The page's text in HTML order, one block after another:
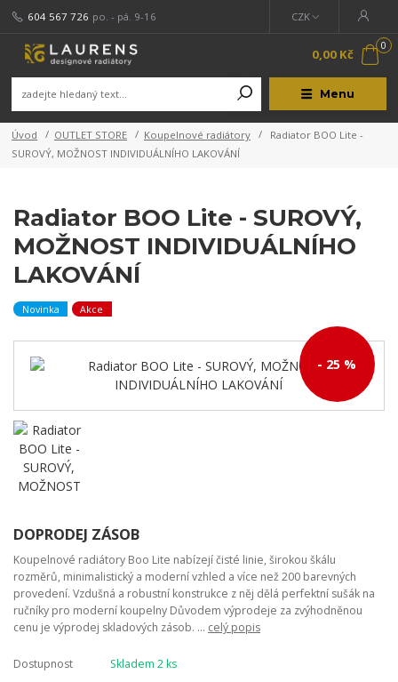
Menu
CZK
604 567 726 po. - pá. 9-16
0
0,00 Kč
Úvod OUTLET STORE Koupelnové radiátory
Radiator BOO Lite -
SUROVÝ, MOŽNOST INDIVIDUÁLNÍHO LAKOVÁNÍ
Radiator BOO Lite - SUROVÝ,
MOŽNOST INDIVIDUÁLNÍHO
LAKOVÁNÍ
Novinka Akce
- 25 %
DOPRODEJ ZÁSOB
Koupelnové radiátory Boo Lite nabízejí čisté linie, širokou škálu
rozměrů, minimalistický a moderní vzhled a více než 200 barevných
provedení. Vzdušná a robustní konstrukce z něj dělá perfektní sušák na
ručníky pro moderní koupelny Důvodem výprodeje za zvýhodněnou
cenu je výprodej skladových zásob. ... celý popis
Dostupnost
Skladem 2 ks